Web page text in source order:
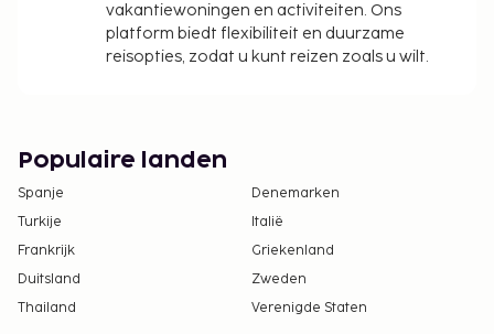
borgsommen zijn mogelijk excl. btw en kunnen
met deze villa via de gegevens in de
boekingsbevestiging.
Informeer rechtstreeks bij de accommodatie
via de contactgegevens in de
boekingsbevestiging.
vakantiewoningen en activiteiten. Ons
platform biedt flexibiliteit en duurzame
reisopties, zodat u kunt reizen zoals u wilt.
Populaire landen
Spanje
Denemarken
Turkije
Italië
Frankrijk
Griekenland
Duitsland
Zweden
Thailand
Verenigde Staten